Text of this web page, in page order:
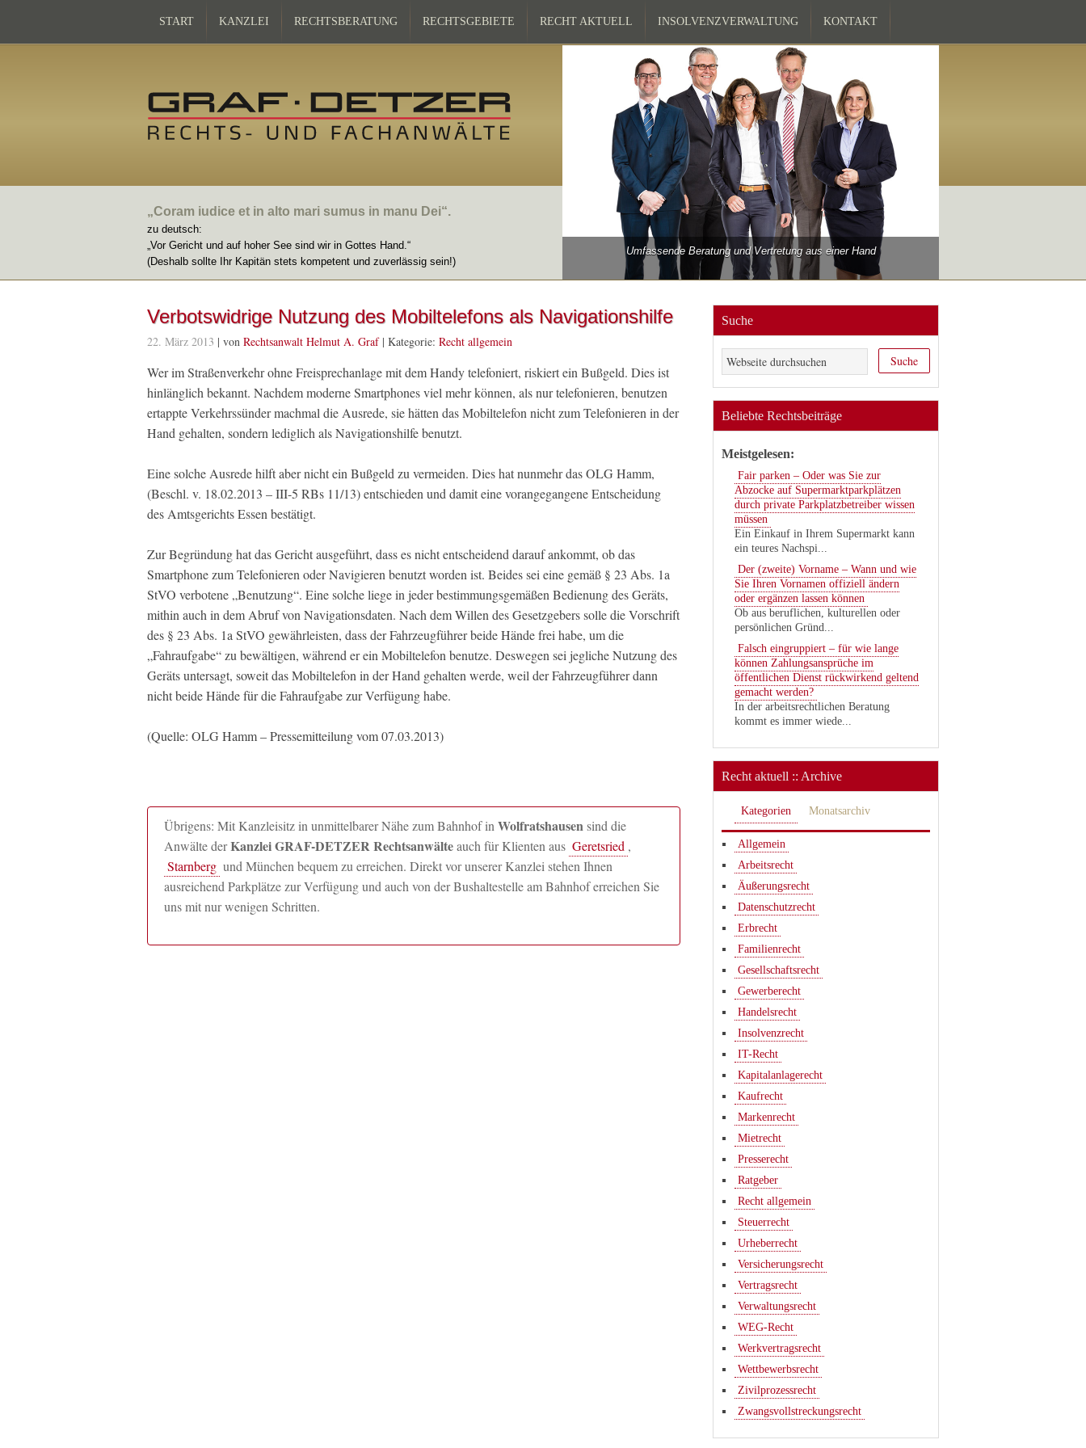
START KANZLEI RECHTSBERATUNG RECHTSGEBIETE RECHT AKTUELL INSOLVENZVERWALTUNG KONTAKT
„Coram iudice et in alto mari sumus in manu Dei“.
zu deutsch:
„Vor Gericht und auf hoher See sind wir in Gottes Hand.“
(Deshalb sollte Ihr Kapitän stets kompetent und zuverlässig sein!)
Umfassende Beratung und Vertretung aus einer Hand
Verbotswidrige Nutzung des Mobiltelefons als Navigationshilfe
22. März 2013 | von Rechtsanwalt Helmut A. Graf| Kategorie: Recht allgemein
Wer im Straßenverkehr ohne Freisprechanlage mit dem Handy telefoniert, riskiert ein Bußgeld. Dies ist
hinlänglich bekannt. Nachdem moderne Smartphones viel mehr können, als nur telefonieren, benutzen
ertappte Verkehrssünder machmal die Ausrede, sie hätten das Mobiltelefon nicht zum Telefonieren in der
Hand gehalten, sondern lediglich als Navigationshilfe benutzt.
Eine solche Ausrede hilft aber nicht ein Bußgeld zu vermeiden. Dies hat nunmehr das OLG Hamm,
(Beschl. v. 18.02.2013 – III-5 RBs 11/13) entschieden und damit eine vorangegangene Entscheidung
des Amtsgerichts Essen bestätigt.
Zur Begründung hat das Gericht ausgeführt, dass es nicht entscheidend darauf ankommt, ob das
Smartphone zum Telefonieren oder Navigieren benutzt worden ist. Beides sei eine gemäß § 23 Abs. 1a
StVO verbotene „Benutzung“. Eine solche liege in jeder bestimmungsgemäßen Bedienung des Geräts,
mithin auch in dem Abruf von Navigationsdaten. Nach dem Willen des Gesetzgebers solle die Vorschrift
des § 23 Abs. 1a StVO gewährleisten, dass der Fahrzeugführer beide Hände frei habe, um die
„Fahraufgabe“ zu bewältigen, während er ein Mobiltelefon benutze. Deswegen sei jegliche Nutzung des
Geräts untersagt, soweit das Mobiltelefon in der Hand gehalten werde, weil der Fahrzeugführer dann
nicht beide Hände für die Fahraufgabe zur Verfügung habe.
(Quelle: OLG Hamm – Pressemitteilung vom 07.03.2013)
Übrigens: Mit Kanzleisitz in unmittelbarer Nähe zum Bahnhof in Wolfratshausensind die
Anwälte derKanzlei GRAF-DETZER Rechtsanwälteauch für Klienten aus Geretsried ,
Starnberg und München bequem zu erreichen. Direkt vor unserer Kanzlei stehen Ihnen
ausreichend Parkplätze zur Verfügung und auch von der Bushaltestelle am Bahnhof erreichen Sie
uns mit nur wenigen Schritten.
Suche
Beliebte Rechtsbeiträge
Meistgelesen:
Fair parken – Oder was Sie zur
Abzocke auf Supermarktparkplätzen
durch private Parkplatzbetreiber wissen
müssen
Ein Einkauf in Ihrem Supermarkt kann
ein teures Nachspi...
Der (zweite) Vorname – Wann und wie
Sie Ihren Vornamen offiziell ändern
oder ergänzen lassen können
Ob aus beruflichen, kulturellen oder
persönlichen Gründ...
Falsch eingruppiert – für wie lange
können Zahlungsansprüche im
öffentlichen Dienst rückwirkend geltend
gemacht werden?
In der arbeitsrechtlichen Beratung
kommt es immer wiede...
Recht aktuell :: Archive
Kategorien Monatsarchiv
Allgemein
Arbeitsrecht
Äußerungsrecht
Datenschutzrecht
Erbrecht
Familienrecht
Gesellschaftsrecht
Gewerberecht
Handelsrecht
Insolvenzrecht
IT-Recht
Kapitalanlagerecht
Kaufrecht
Markenrecht
Mietrecht
Presserecht
Ratgeber
Recht allgemein
Steuerrecht
Urheberrecht
Versicherungsrecht
Vertragsrecht
Verwaltungsrecht
WEG-Recht
Werkvertragsrecht
Wettbewerbsrecht
Zivilprozessrecht
Zwangsvollstreckungsrecht